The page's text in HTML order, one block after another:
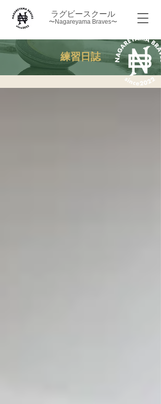
ラグビースクール
〜Nagareyama Braves〜
練習日誌